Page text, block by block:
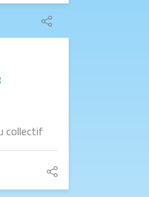
Partager
le
collectif
Partager
le